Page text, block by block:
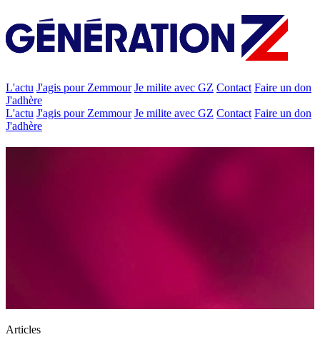
L'actu J'agis pour Zemmour Je milite avec GZ Contact Faire un don
J'adhère
L'actu J'agis pour Zemmour Je milite avec GZ Contact Faire un don
J'adhère
Articles